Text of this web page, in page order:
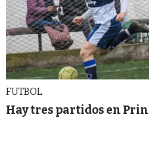
FUTBOL
Hay tres partidos en